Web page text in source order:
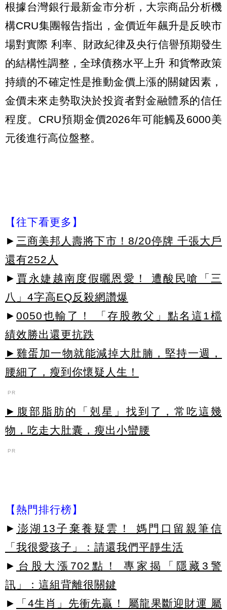
根據台灣銀行最新金市分析，大宗商品分析機
構CRU集團報告指出，金價近年飆升是反映市
場對實際 利率、財政紀律及央行信譽預期發生
的結構性調整，全球債務水平上升 和貨幣政策
持續的不確定性是推動金價上漲的關鍵因素，
金價未來走勢取決於投資者對金融體系的信任
程度。CRU預期金價2026年可能觸及6000美
元後進行高位盤整。
【往下看更多】
► 三商美邦人壽將下市！8/20停牌 千張大戶
還有252人
► 賈永婕越南度假曬恩愛！ 遭酸民嗆「三
八」4字高EQ反殺網讚爆
► 0050也輸了！ 「存股教父」點名這1檔
績效勝出還更抗跌
►雞蛋加一物就能減掉大肚腩，堅持一週，
腰細了，瘦到你懷疑人生！
PR
►腹部脂肪的「剋星」找到了，常吃這幾
物，吃走大肚囊，瘦出小蠻腰
PR
【熱門排行榜】
► 澎湖13子棄養疑雲！ 媽門口留親筆信
「我很愛孩子」：請還我們平靜生活
► 台股大漲702點！ 專家揭「隱藏3警
訊」：這組背離很關鍵
►
「4生肖」先衝先贏！ 屬龍果斷迎財運 屬